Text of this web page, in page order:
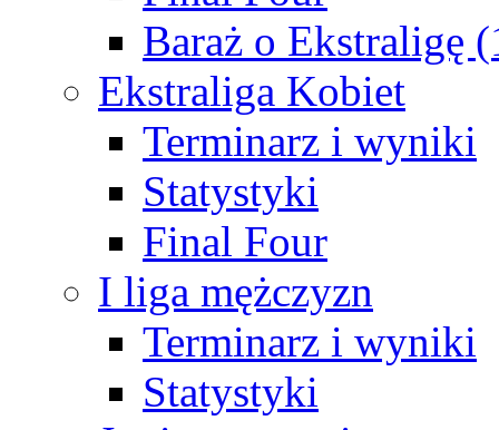
Baraż o Ekstraligę
Ekstraliga Kobiet
Terminarz i wyniki
Statystyki
Final Four
I liga mężczyzn
Terminarz i wyniki
Statystyki